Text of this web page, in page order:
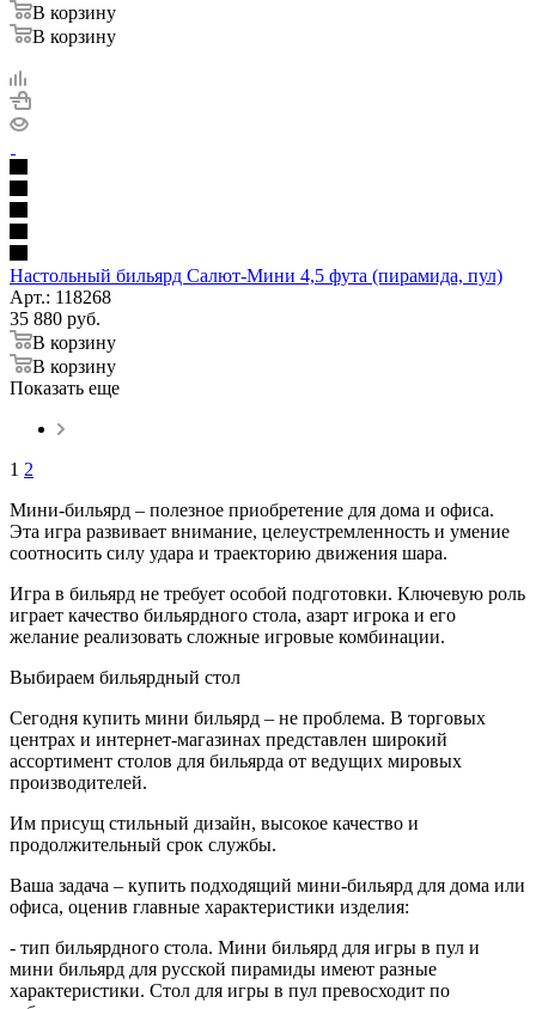
В корзину
В корзину
Настольный бильярд Салют-Мини 4,5 фута (пирамида, пул)
Арт.: 118268
35 880 руб.
В корзину
В корзину
Показать еще
1 2
Мини-бильярд – полезное приобретение для дома и офиса.
Эта игра развивает внимание, целеустремленность и умение
соотносить силу удара и траекторию движения шара.
Игра в бильярд не требует особой подготовки. Ключевую роль
играет качество бильярдного стола, азарт игрока и его
желание реализовать сложные игровые комбинации.
Выбираем бильярдный стол
Сегодня купить мини бильярд – не проблема. В торговых
центрах и интернет-магазинах представлен широкий
ассортимент столов для бильярда от ведущих мировых
производителей.
Им присущ стильный дизайн, высокое качество и
продолжительный срок службы.
Ваша задача – купить подходящий мини-бильярд для дома или
офиса, оценив главные характеристики изделия:
- тип бильярдного стола. Мини бильярд для игры в пул и
мини бильярд для русской пирамиды имеют разные
характеристики. Стол для игры в пул превосходит по